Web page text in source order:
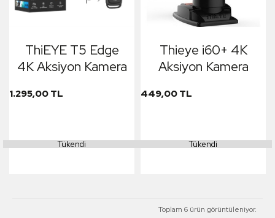
ThiEYE T5 Edge
4K Aksiyon Kamera
1.295,00 TL
Tükendi
Thieye i60+ 4K
Aksiyon Kamera
449,00 TL
Tükendi
Toplam 6 ürün görüntüleniyor.